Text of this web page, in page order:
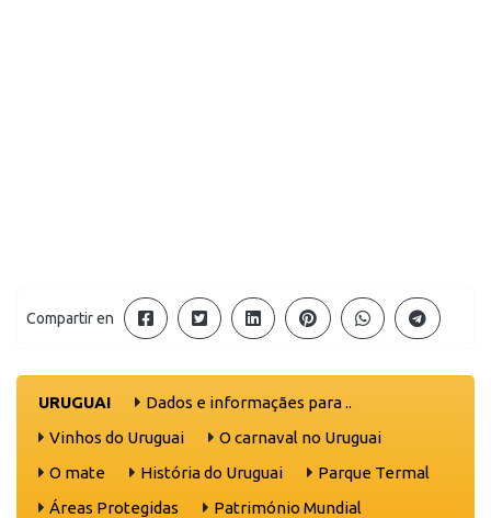
Compartir en
URUGUAI
Dados e informaçães para ..
Vinhos do Uruguai
O carnaval no Uruguai
O mate
História do Uruguai
Parque Termal
Áreas Protegidas
Património Mundial